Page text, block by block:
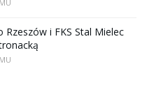
Rzeszów i FKS Stal Mielec